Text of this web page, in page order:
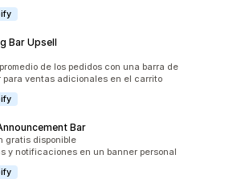
Bar Upsell
de los pedidos con una barra de
para ventas adicionales en el carrito
Bar
gratis disponible
y notificaciones en un banner personal